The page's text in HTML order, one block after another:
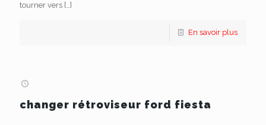
tourner vers […]
En savoir plus
changer rétroviseur ford fiesta